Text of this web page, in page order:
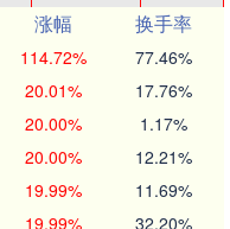
涨幅
换手率
114.72% 77.46%
20.01% 17.76%
20.00% 1.17%
20.00% 12.21%
19.99% 11.69%
19.99% 32.20%